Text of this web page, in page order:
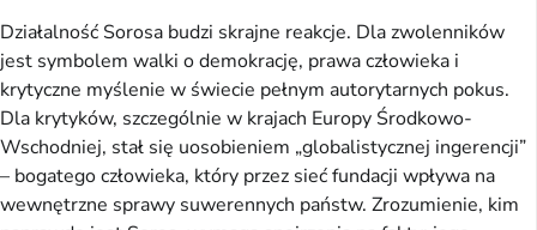
Działalność Sorosa budzi skrajne reakcje. Dla zwolenników
jest symbolem walki o demokrację, prawa człowieka i
krytyczne myślenie w świecie pełnym autorytarnych pokus.
Dla krytyków, szczególnie w krajach Europy Środkowo-
Wschodniej, stał się uosobieniem „globalistycznej ingerencji”
– bogatego człowieka, który przez sieć fundacji wpływa na
wewnętrzne sprawy suwerennych państw. Zrozumienie, kim